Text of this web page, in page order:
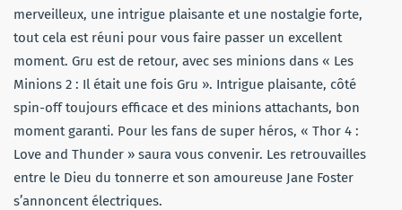
merveilleux, une intrigue plaisante et une nostalgie forte,
tout cela est réuni pour vous faire passer un excellent
moment. Gru est de retour, avec ses minions dans « Les
Minions 2 : Il était une fois Gru ». Intrigue plaisante, côté
spin-off toujours efficace et des minions attachants, bon
moment garanti. Pour les fans de super héros, « Thor 4 :
Love and Thunder » saura vous convenir. Les retrouvailles
entre le Dieu du tonnerre et son amoureuse Jane Foster
s’annoncent électriques.